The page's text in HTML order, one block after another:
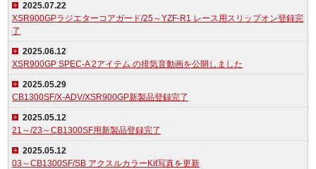
2025.07.22
XSR900GPラジエターコアガード/25～YZF-R1 レース用スリップオン登録完
了
2025.06.12
XSR900GP SPEC-A 2アイテム の排気音動画を公開しました
2025.05.29
CB1300SF/X-ADV/XSR900GP新製品登録完了
2025.05.12
21～/23～CB1300SF用新製品登録完了
2025.05.12
03～CB1300SF/SB アクスルカラーKit写真を更新